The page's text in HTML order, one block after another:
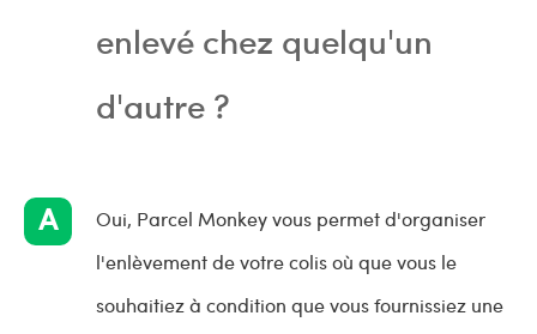
enlevé chez quelqu'un
d'autre ?
Oui, Parcel Monkey vous permet d'organiser
l'enlèvement de votre colis où que vous le
souhaitiez à condition que vous fournissiez une